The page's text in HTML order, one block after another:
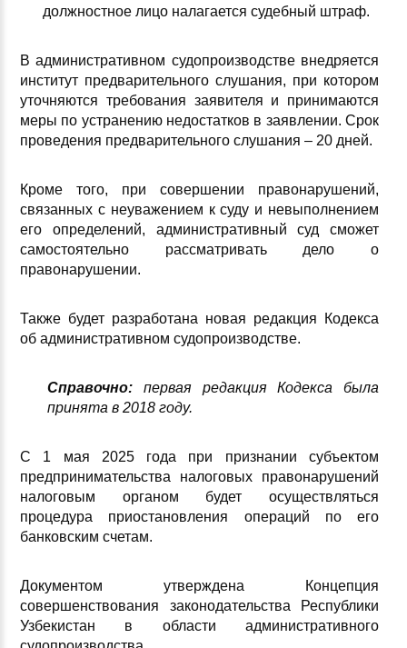
должностное лицо налагается судебный штраф.
В административном судопроизводстве внедряется
институт предварительного слушания, при котором
уточняются требования заявителя и принимаются
меры по устранению недостатков в заявлении. Срок
проведения предварительного слушания – 20 дней.
Кроме того, при совершении правонарушений,
связанных с неуважением к суду и невыполнением
его определений, административный суд сможет
самостоятельно рассматривать дело о
правонарушении.
Также будет разработана новая редакция Кодекса
об административном судопроизводстве.
Справочно: первая редакция Кодекса была
принята в 2018 году.
С 1 мая 2025 года при признании субъектом
предпринимательства налоговых правонарушений
налоговым органом будет осуществляться
процедура приостановления операций по его
банковским счетам.
Документом утверждена Концепция
совершенствования законодательства Республики
Узбекистан в области административного